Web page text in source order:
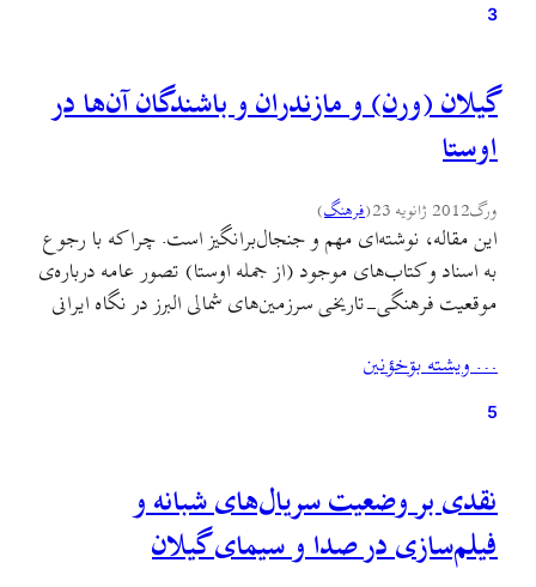
3
گیلان (ورن) و مازندران و باشندگان آن‌ها در
اوستا
ورگ2012 ژانویه 23 (فرهنگ)
این مقاله، نوشته‌ای مهم و جنجال‌برانگیز است. چرا که با رجوع
به اسناد و کتاب‌های موجود (از جمله اوستا) تصور عامه درباره‌ی
موقعیت فرهنگی-تاریخی سرزمین‌های شمالی البرز در نگاه ایرانی
سرزمین به دلیل دست‌نایافتنی بودن و عدم پذیرش سلطه‌ی
نظامی، فرهنگی و مذهبی…
… ويشته بۊخؤنين
5
نقدی بر وضعیت سریال‌های شبانه و
فیلم‌سازی در صدا و سیمای گیلان